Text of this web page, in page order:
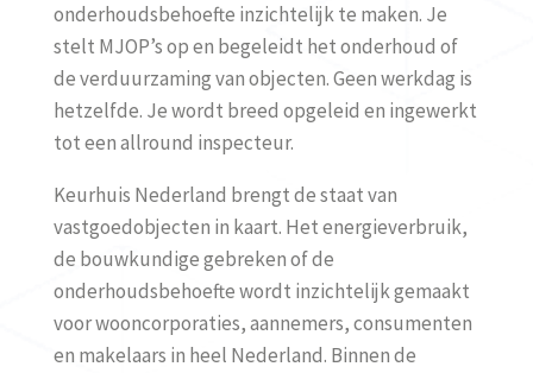
onderhoudsbehoefte inzichtelijk te maken. Je
stelt MJOP’sop en begeleidt het onderhoud of
de verduurzaming van objecten.Geen werkdag is
hetzelfde. Je wordt breed opgeleid en ingewerkt
tot een allround inspecteur.
Keurhuis Nederland brengtde staat van
vastgoedobjecten in kaart. Het energieverbruik,
de bouwkundige gebreken of de
onderhoudsbehoefte wordt inzichtelijk gemaakt
voor wooncorporaties, aannemers, consumenten
en makelaars in heel Nederland. Binnen de